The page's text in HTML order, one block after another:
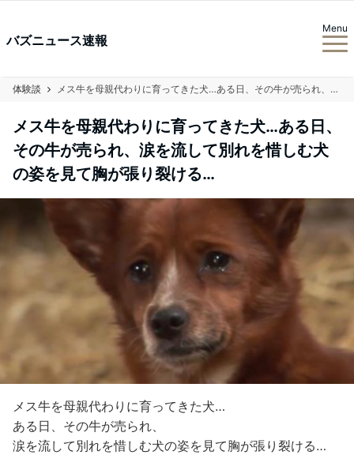
バズニュース速報
Menu
体験談 メス牛を母親代わりに育ってきた犬…ある日、その牛が売られ、涙を流して別れを惜しむ犬の姿を見て胸が張り裂ける…
メス牛を母親代わりに育ってきた犬…ある日、
その牛が売られ、涙を流して別れを惜しむ犬
の姿を見て胸が張り裂ける…
メス牛を母親代わりに育ってきた犬…
ある日、その牛が売られ、
涙を流して別れを惜しむ犬の姿を見て胸が張り裂ける…